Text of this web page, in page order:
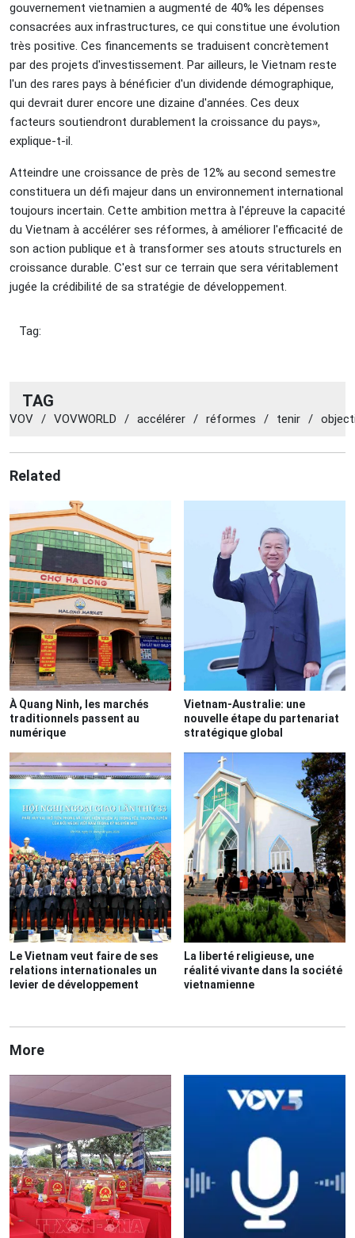
gouvernement vietnamien a augmenté de 40% les dépenses
consacrées aux infrastructures, ce qui constitue une évolution
très positive. Ces financements se traduisent concrètement
par des projets d'investissement. Par ailleurs, le Vietnam reste
l'un des rares pays à bénéficier d'un dividende démographique,
qui devrait durer encore une dizaine d'années. Ces deux
facteurs soutiendront durablement la croissance du pays»,
explique-t-il.
Atteindre une croissance de près de 12% au second semestre
constituera un défi majeur dans un environnement international
toujours incertain. Cette ambition mettra à l'épreuve la capacité
du Vietnam à accélérer ses réformes, à améliorer l'efficacité de
son action publique et à transformer ses atouts structurels en
croissance durable. C'est sur ce terrain que sera véritablement
jugée la crédibilité de sa stratégie de développement.
Tag:
TAG
VOV / VOVWORLD / accélérer / réformes / tenir /
Related
À Quang Ninh, les marchés
traditionnels passent au
numérique
Vietnam-Australie: une
nouvelle étape du partenariat
stratégique global
Le Vietnam veut faire de ses
relations internationales un
levier de développement
La liberté religieuse, une
réalité vivante dans la société
vietnamienne
More